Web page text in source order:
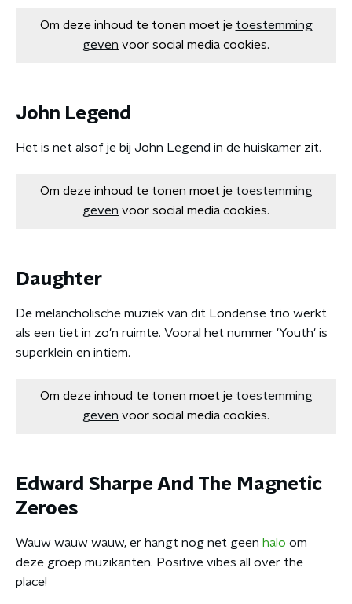
Om deze inhoud te tonen moet je toestemming
geven voor social media cookies.
John Legend
Het is net alsof je bij John Legend in de huiskamer zit.
Om deze inhoud te tonen moet je toestemming
geven voor social media cookies.
Daughter
De melancholische muziek van dit Londense trio werkt
als een tiet in zo'n ruimte. Vooral het nummer 'Youth' is
superklein en intiem.
Om deze inhoud te tonen moet je toestemming
geven voor social media cookies.
Edward Sharpe And The Magnetic
Zeroes
Wauw wauw wauw, er hangt nog net geen halo om
deze groep muzikanten. Positive vibes all over the
place!